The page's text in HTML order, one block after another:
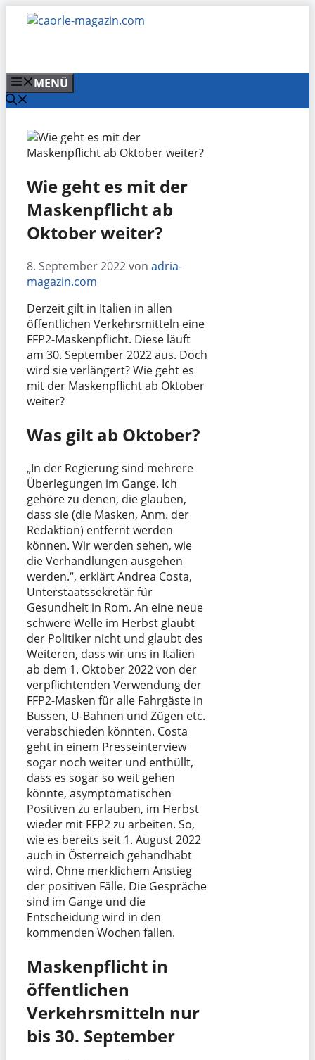
Zum
Inhalt
MENÜ
Wie geht es mit der
Maskenpflicht ab
Oktober weiter?
8. September 2022von adria-
magazin.com
Derzeit gilt in Italien in allen
öffentlichen Verkehrsmitteln eine
FFP2-Maskenpflicht. Diese läuft
am 30. September 2022 aus. Doch
wird sie verlängert? Wie geht es
mit der Maskenpflicht ab Oktober
weiter?
Was gilt ab Oktober?
„In der Regierung sind mehrere
Überlegungen im Gange. Ich
gehöre zu denen, die glauben,
dass sie (die Masken, Anm. der
Redaktion) entfernt werden
können. Wir werden sehen, wie
die Verhandlungen ausgehen
werden.“, erklärt Andrea Costa,
Unterstaatssekretär für
Gesundheit in Rom. An eine neue
schwere Welle im Herbst glaubt
der Politiker nicht und glaubt des
Weiteren, dass wir uns in Italien
ab dem 1. Oktober 2022 von der
verpflichtenden Verwendung der
FFP2-Masken für alle Fahrgäste in
Bussen, U-Bahnen und Zügen etc.
verabschieden könnten. Costa
geht in einem Presseinterview
sogar noch weiter und enthüllt,
dass es sogar so weit gehen
könnte, asymptomatischen
Positiven zu erlauben, im Herbst
wieder mit FFP2 zu arbeiten. So,
wie es bereits seit 1. August 2022
auch in Österreich gehandhabt
wird. Ohne merklichem Anstieg
der positiven Fälle. Die Gespräche
sind im Gange und die
Entscheidung wird in den
kommenden Wochen fallen.
Maskenpflicht in
öffentlichen
Verkehrsmitteln nur
bis 30. September